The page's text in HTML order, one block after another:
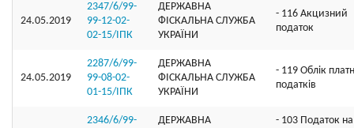
24.05.2019
2347/6/99-
99-12-02-
02-15/ІПК
ДЕРЖАВНА
ФІСКАЛЬНА СЛУЖБА
УКРАЇНИ
- 116 Акцизний
податок
24.05.2019
2287/6/99-
99-08-02-
01-15/ІПК
ДЕРЖАВНА
ФІСКАЛЬНА СЛУЖБА
УКРАЇНИ
- 119 Облік
податків
2346/6/99-
ДЕРЖАВНА
- 103 Податок на